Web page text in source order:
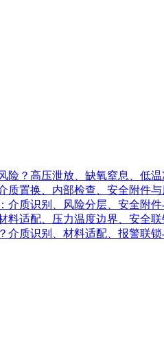
险？高压泄放、缺氧窒息、低
质置换、内部检查、安全附件
介质识别、风险分层、安全附
料适配、压力温度边界、安全
介质识别、材料适配、报警联